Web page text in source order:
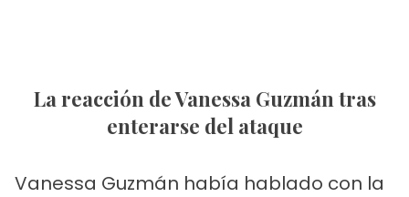
La reacción de Vanessa Guzmán tras
enterarse del ataque
Vanessa Guzmán había hablado con la